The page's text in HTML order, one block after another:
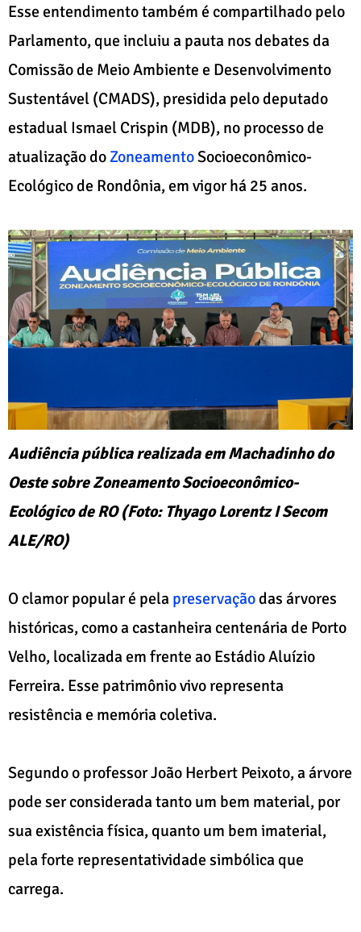
Esse entendimento também é compartilhado pelo
Parlamento, que incluiu a pauta nos debates da
Comissão de Meio Ambiente e Desenvolvimento
Sustentável (CMADS), presidida pelo deputado
estadual Ismael Crispin (MDB), no processo de
atualização do ZoneamentoSocioeconômico-
Ecológico de Rondônia, em vigor há 25 anos.
Audiência pública realizada em Machadinho do
Oeste sobre Zoneamento Socioeconômico-
Ecológico de RO (Foto: Thyago Lorentz I Secom
ALE/RO)
O clamor popular é pela preservação das árvores
históricas, como a castanheira centenária de Porto
Velho, localizada em frente ao Estádio Aluízio
Ferreira. Esse patrimônio vivo representa
resistência e memória coletiva.
Segundo o professor João Herbert Peixoto, a árvore
pode ser considerada tanto um bem material, por
sua existência física, quanto um bem imaterial,
pela forte representatividade simbólica que
carrega.